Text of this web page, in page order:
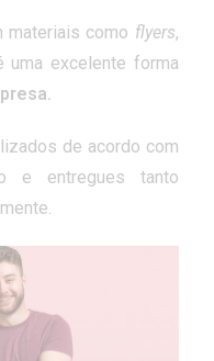
materiais como flyers,
excelente forma
de acordo com
e entregues tanto